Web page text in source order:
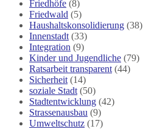
Friedhöfe (8)
Friedwald (5)
Haushaltskonsolidierung (38)
Innenstadt (33)
Integration (9)
Kinder und Jugendliche (79)
Ratsarbeit transparent (44)
Sicherheit (14)
soziale Stadt (50)
Stadtentwicklung (42)
Strassenausbau (9)
Umweltschutz (17)